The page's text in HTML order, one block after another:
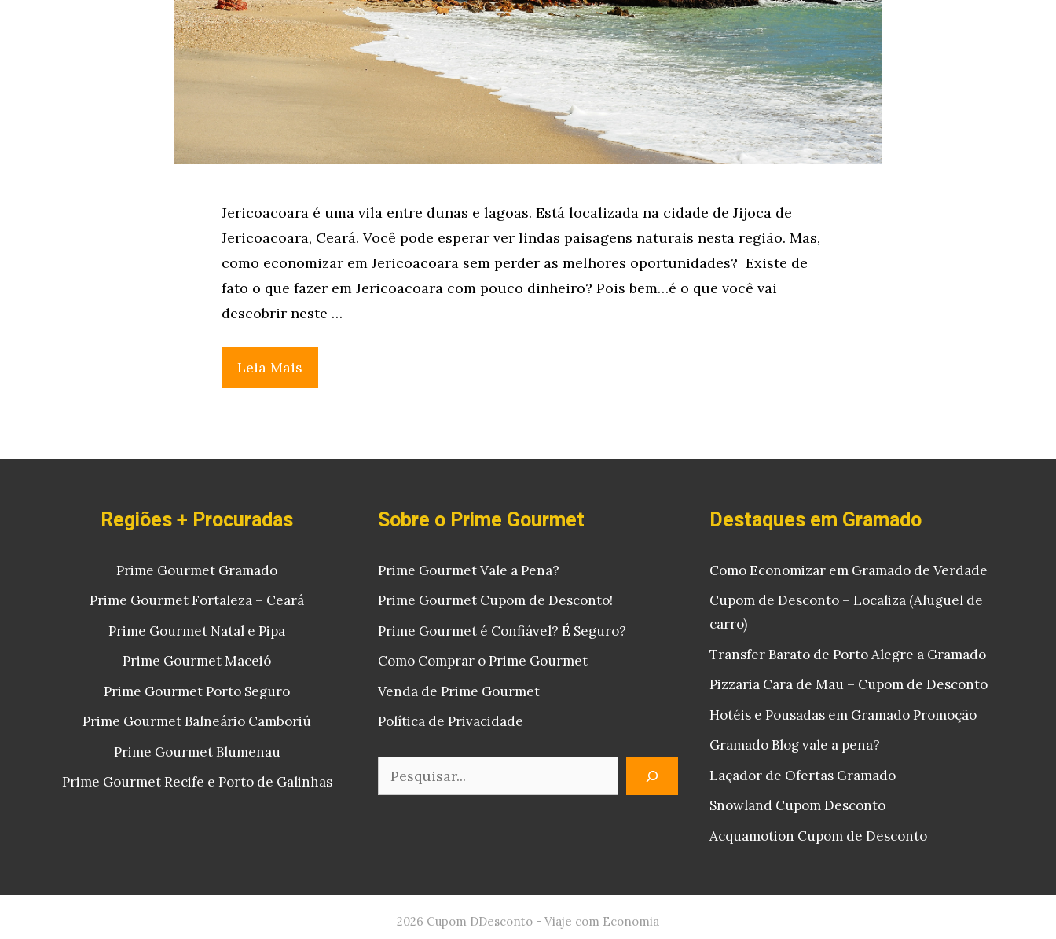
Jericoacoara é uma vila entre dunas e lagoas. Está localizada na cidade de Jijoca de
Jericoacoara, Ceará. Você pode esperar ver lindas paisagens naturais nesta região. Mas,
como economizar em Jericoacoara sem perder as melhores oportunidades? Existe de
fato o que fazer em Jericoacoara com pouco dinheiro? Pois bem…é o que você vai
descobrir neste …
Leia Mais
Regiões + Procuradas
Prime Gourmet Gramado
Prime Gourmet Fortaleza – Ceará
Prime Gourmet Natal e Pipa
Prime Gourmet Maceió
Prime Gourmet Porto Seguro
Prime Gourmet Balneário Camboriú
Prime Gourmet Blumenau
Prime Gourmet Recife e Porto de Galinhas
Sobre o Prime Gourmet
Prime Gourmet Vale a Pena?
Prime Gourmet Cupom de Desconto!
Prime Gourmet é Confiável? É Seguro?
Como Comprar o Prime Gourmet
Venda de Prime Gourmet
Política de Privacidade
Pesquisar
Destaques em Gramado
Como Economizar em Gramado de Verdade
Cupom de Desconto – Localiza (Aluguel de
carro)
Transfer Barato de Porto Alegre a Gramado
Pizzaria Cara de Mau – Cupom de Desconto
Hotéis e Pousadas em Gramado Promoção
Gramado Blog vale a pena?
Laçador de Ofertas Gramado
Snowland Cupom Desconto
Acquamotion Cupom de Desconto
2026 Cupom DDesconto - Viaje com Economia